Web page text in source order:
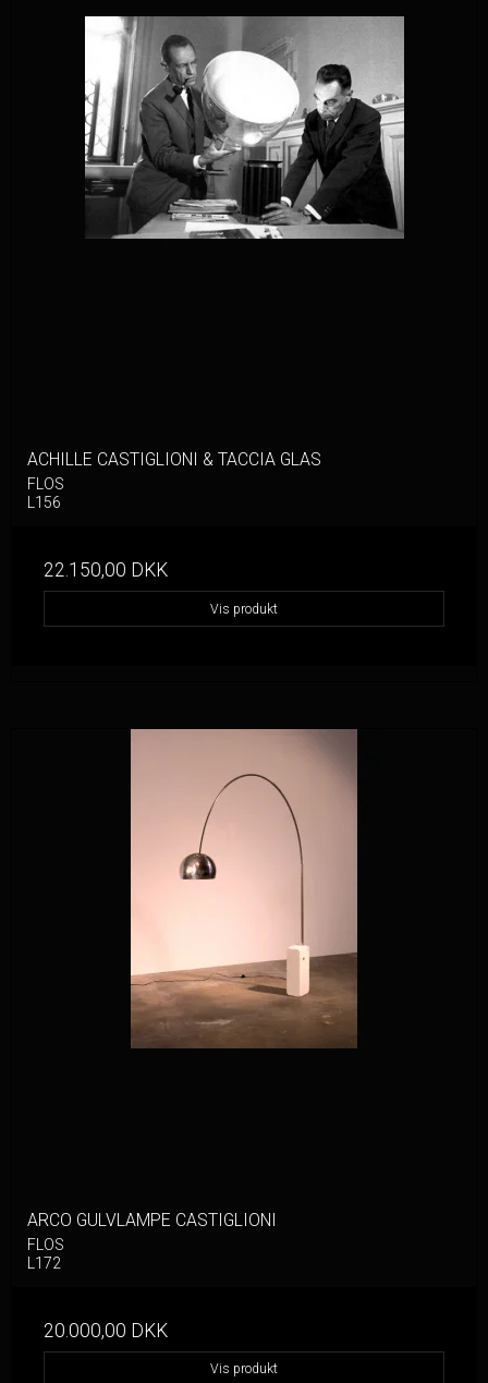
ACHILLE CASTIGLIONI & TACCIA GLAS
FLOS
L156
22.150,00 DKK
Vis produkt
ARCO GULVLAMPE CASTIGLIONI
FLOS
L172
20.000,00 DKK
Vis produkt